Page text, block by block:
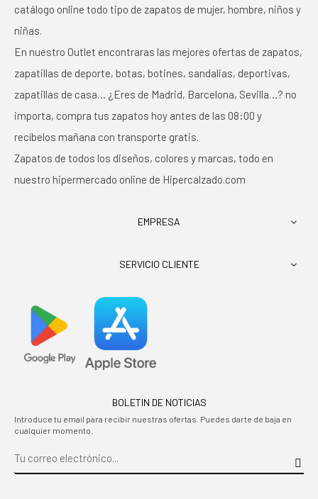
catálogo online todo tipo de zapatos de mujer, hombre, niños y
niñas.
En nuestro Outlet encontraras las mejores ofertas de zapatos,
zapatillas de deporte, botas, botines, sandalias, deportivas,
zapatillas de casa… ¿Eres de Madrid, Barcelona, Sevilla…? no
importa, compra tus zapatos hoy antes de las 08:00 y
recíbelos mañana con transporte gratis.
Zapatos de todos los diseños, colores y marcas, todo en
nuestro hipermercado online de Hipercalzado.com
EMPRESA 
SERVICIO CLIENTE 
BOLETIN DE NOTICIAS
Introduce tu email para recibir nuestras ofertas. Puedes darte de baja en
cualquier momento.